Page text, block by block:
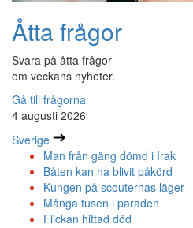
Åtta frågor
Svara på åtta frågor
om veckans nyheter.
Gå till frågorna
4 augusti 2026
Sverige
Man från gäng dömd i Irak
Båten kan ha blivit påkörd
Kungen på scouternas läger
Många tusen i paraden
Flickan hittad död